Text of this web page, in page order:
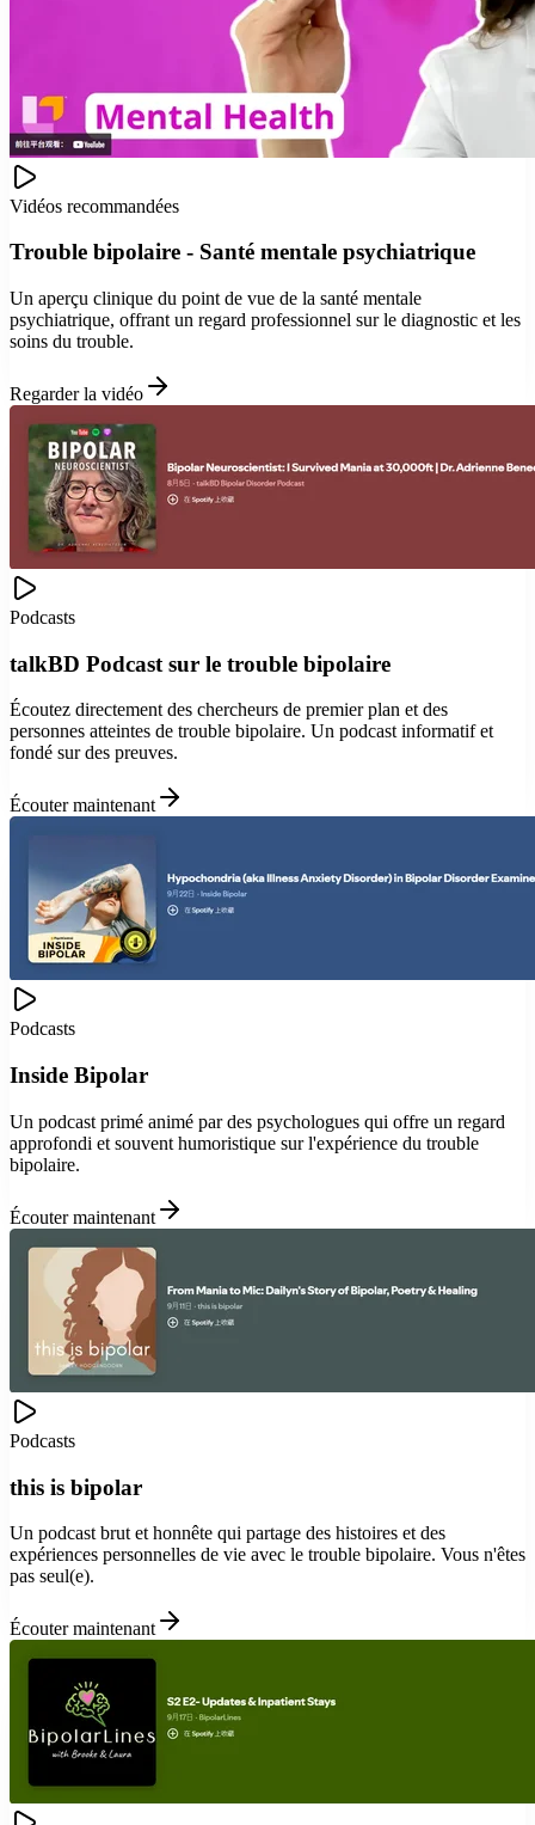
Vidéos recommandées
Trouble bipolaire - Santé mentale psychiatrique
Un aperçu clinique du point de vue de la santé mentale
psychiatrique, offrant un regard professionnel sur le diagnostic et les
soins du trouble.
Regarder la vidéo
Podcasts
talkBD Podcast sur le trouble bipolaire
Écoutez directement des chercheurs de premier plan et des
personnes atteintes de trouble bipolaire. Un podcast informatif et
fondé sur des preuves.
Écouter maintenant
Podcasts
Inside Bipolar
Un podcast primé animé par des psychologues qui offre un regard
approfondi et souvent humoristique sur l'expérience du trouble
bipolaire.
Écouter maintenant
Podcasts
this is bipolar
Un podcast brut et honnête qui partage des histoires et des
expériences personnelles de vie avec le trouble bipolaire. Vous n'êtes
pas seul(e).
Écouter maintenant